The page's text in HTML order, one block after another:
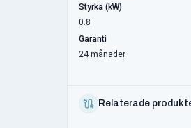
Styrka (kW)
0.8
Garanti
24 månader
Relaterade